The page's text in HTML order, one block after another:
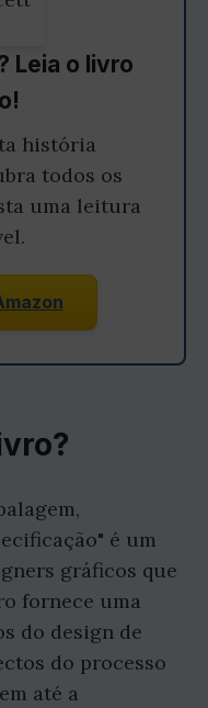
Leia o livro
história
todos os
uma leitura
é um
gráficos que
fornece uma
do design de
do processo
até a